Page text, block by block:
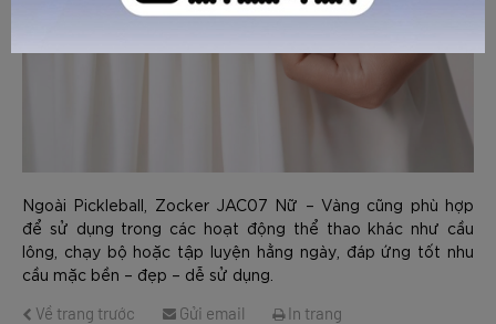
Ngoài Pickleball, Zocker JAC07 Nữ – Vàng cũng phù hợp
để sử dụng trong các hoạt động thể thao khác như cầu
lông, chạy bộ hoặc tập luyện hằng ngày, đáp ứng tốt nhu
cầu mặc bền – đẹp – dễ sử dụng.
Về trang trước
Gửi email In trang